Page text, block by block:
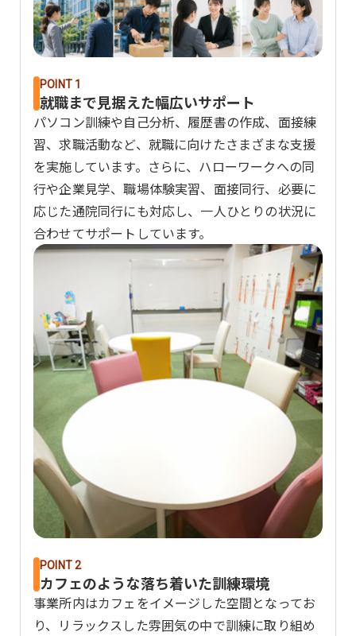
POINT 1
就職まで見据えた幅広いサポート
パソコン訓練や自己分析、履歴書の作成、面接練
習、求職活動など、就職に向けたさまざまな支援
を実施しています。さらに、ハローワークへの同
行や企業見学、職場体験実習、面接同行、必要に
応じた通院同行にも対応し、一人ひとりの状況に
合わせてサポートしています。
POINT 2
カフェのような落ち着いた訓練環境
事業所内はカフェをイメージした空間となってお
り、リラックスした雰囲気の中で訓練に取り組め